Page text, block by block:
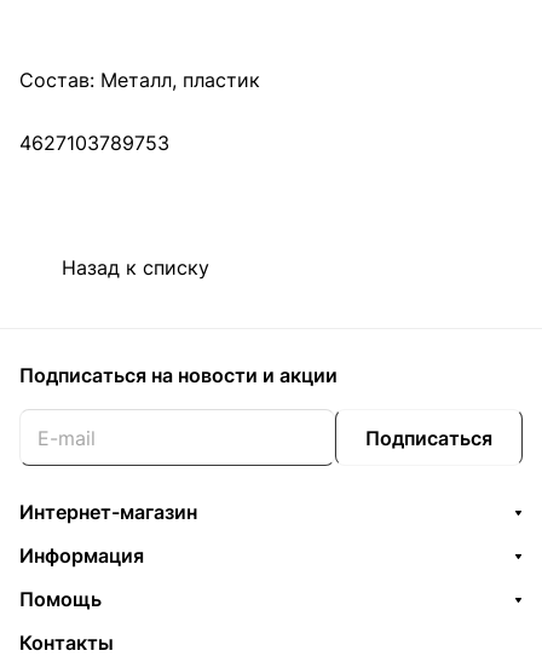
Состав: Металл, пластик
4627103789753
Назад к списку
Подписаться на новости и акции
Подписаться
Интернет-магазин
Информация
Помощь
Контакты